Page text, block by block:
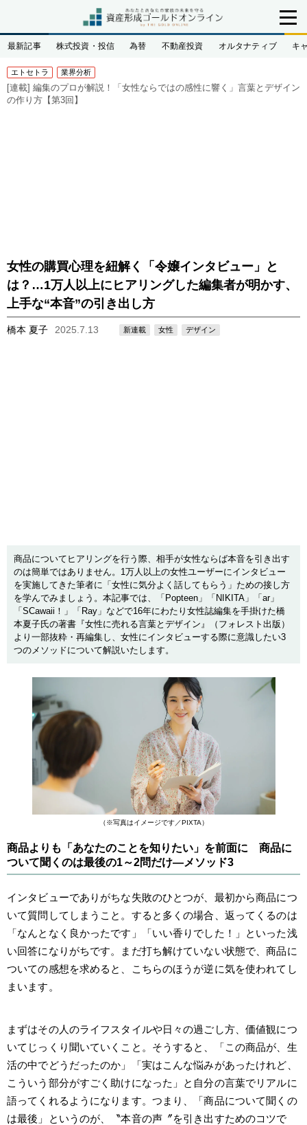
最新記事 株式投資・投信 為替 不動産投資 オルタナティブ キ
エトセトラ 業界分析
[連載] 編集のプロが解説！「女性ならではの感性に響く」言葉とデザイン
の作り方【第3回】
女性の購買心理を紐解く「令嬢インタビュー」と
は？…1万人以上にヒアリングした編集者が明かす、
上手な“本音”の引き出し方
橋本 夏子 2025.7.13 新連載 女性 デザイン
商品についてヒアリングを行う際、相手が女性ならば本音を引き出す
のは簡単ではありません。1万人以上の女性ユーザーにインタビュー
を実施してきた筆者に「女性に気分よく話してもらう」ための接し方
を学んでみましょう。本記事では、「Popteen」「NIKITA」「ar」
「SCawaii！」「Ray」などで16年にわたり女性誌編集を手掛けた橋
本夏子氏の著書『女性に売れる言葉とデザイン』（フォレスト出版）
より一部抜粋・再編集し、女性にインタビューする際に意識したい3
つのメソッドについて解説いたします。
（※写真はイメージです／PIXTA）
商品よりも「あなたのことを知りたい」を前面に 商品に
ついて聞くのは最後の1～2問だけ―メソッド3
インタビューでありがちな失敗のひとつが、最初から商品につ
いて質問してしまうこと。すると多くの場合、返ってくるのは
「なんとなく良かったです」「いい香りでした！」といった浅
い回答になりがちです。まだ打ち解けていない状態で、商品に
ついての感想を求めると、こちらのほうが逆に気を使われてし
まいます。
まずはその人のライフスタイルや日々の過ごし方、価値観につ
いてじっくり聞いていくこと。そうすると、「この商品が、生
活の中でどうだったのか」「実はこんな悩みがあったけれど、
こういう部分がすごく助けになった」と自分の言葉でリアルに
語ってくれるようになります。つまり、「商品について聞くの
は最後」というのが、〝本音の声〞を引き出すためのコツで